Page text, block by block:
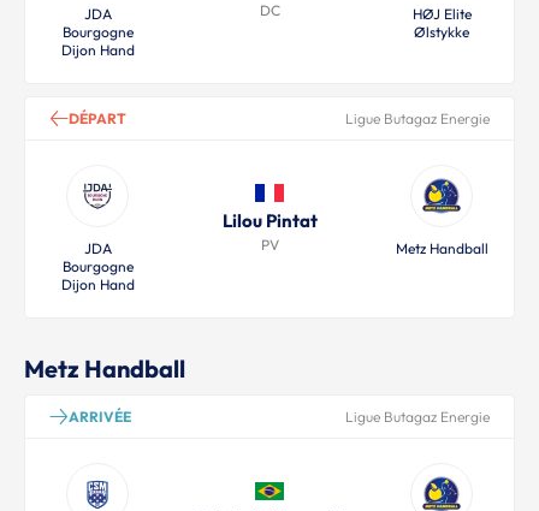
JDA
Bourgogne
Dijon Hand
DC
HØJ Elite
Ølstykke
DÉPART Ligue Butagaz Energie
JDA
Bourgogne
Dijon Hand
Lilou Pintat
PV Metz Handball
Metz Handball
ARRIVÉE Ligue Butagaz Energie